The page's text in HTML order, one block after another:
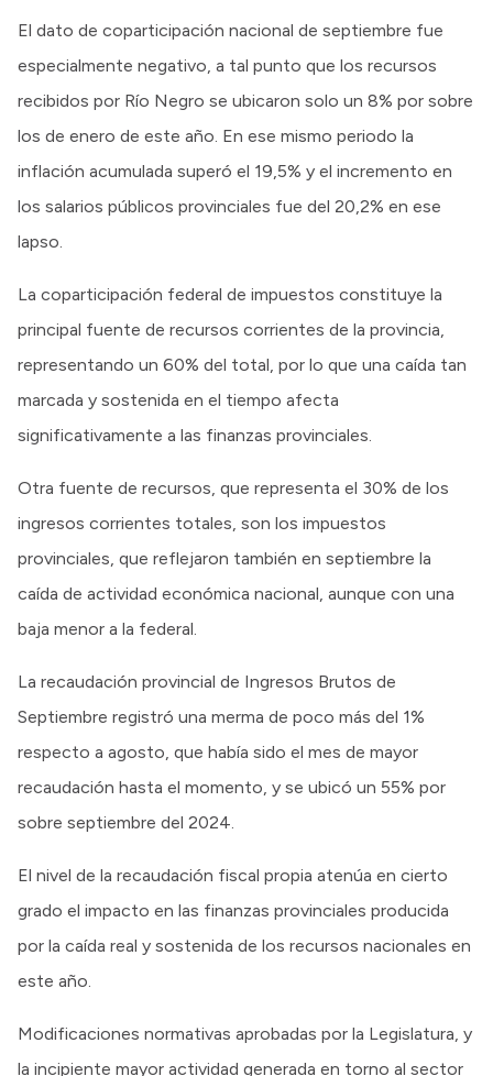
El dato de coparticipación nacional de septiembre fue
especialmente negativo, a tal punto que los recursos
recibidos por Río Negro se ubicaron solo un 8% por sobre
los de enero de este año. En ese mismo periodo la
inflación acumulada superó el 19,5% y el incremento en
los salarios públicos provinciales fue del 20,2% en ese
lapso.
La coparticipación federal de impuestos constituye la
principal fuente de recursos corrientes de la provincia,
representando un 60% del total, por lo que una caída tan
marcada y sostenida en el tiempo afecta
significativamente a las finanzas provinciales.
Otra fuente de recursos, que representa el 30% de los
ingresos corrientes totales, son los impuestos
provinciales, que reflejaron también en septiembre la
caída de actividad económica nacional, aunque con una
baja menor a la federal.
La recaudación provincial de Ingresos Brutos de
Septiembre registró una merma de poco más del 1%
respecto a agosto, que había sido el mes de mayor
recaudación hasta el momento, y se ubicó un 55% por
sobre septiembre del 2024.
El nivel de la recaudación fiscal propia atenúa en cierto
grado el impacto en las finanzas provinciales producida
por la caída real y sostenida de los recursos nacionales en
este año.
Modificaciones normativas aprobadas por la Legislatura, y
la incipiente mayor actividad generada en torno al sector